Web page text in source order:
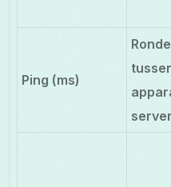
Ping (ms)
server